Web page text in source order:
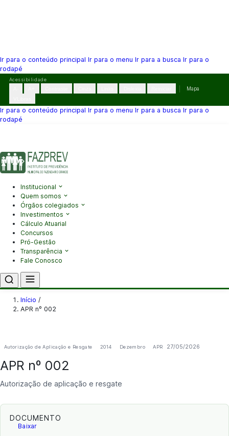
Ir para o conteúdo principal Ir para o menu Ir para a busca Ir para o
rodapé
Pular
conteúdo
Acessibilidade
Mapa
Ir para o conteúdo principal Ir para o menu Ir para a busca Ir para o
rodapé
Institucional
Quem somos
Órgãos colegiados
Investimentos
Cálculo Atuarial
Concursos
Pró-Gestão
Transparência
Fale Conosco
Início /
APR nº 002
Autorização de Aplicação e Resgate 2014 Dezembro APR 27/05/2026
APR nº 002
Autorização de aplicação e resgate
DOCUMENTO
Baixar